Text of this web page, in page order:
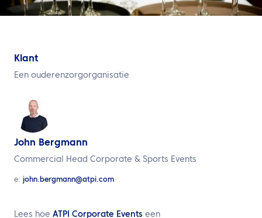
Over ons
Duurzaamheid
Zoeken
Neem contact met ons op
NL
Klant
Een ouderenzorgorganisatie
John Bergmann
Commercial Head Corporate & Sports Events
e: john.bergmann@atpi.com
Lees hoe ATPI Corporate Events een